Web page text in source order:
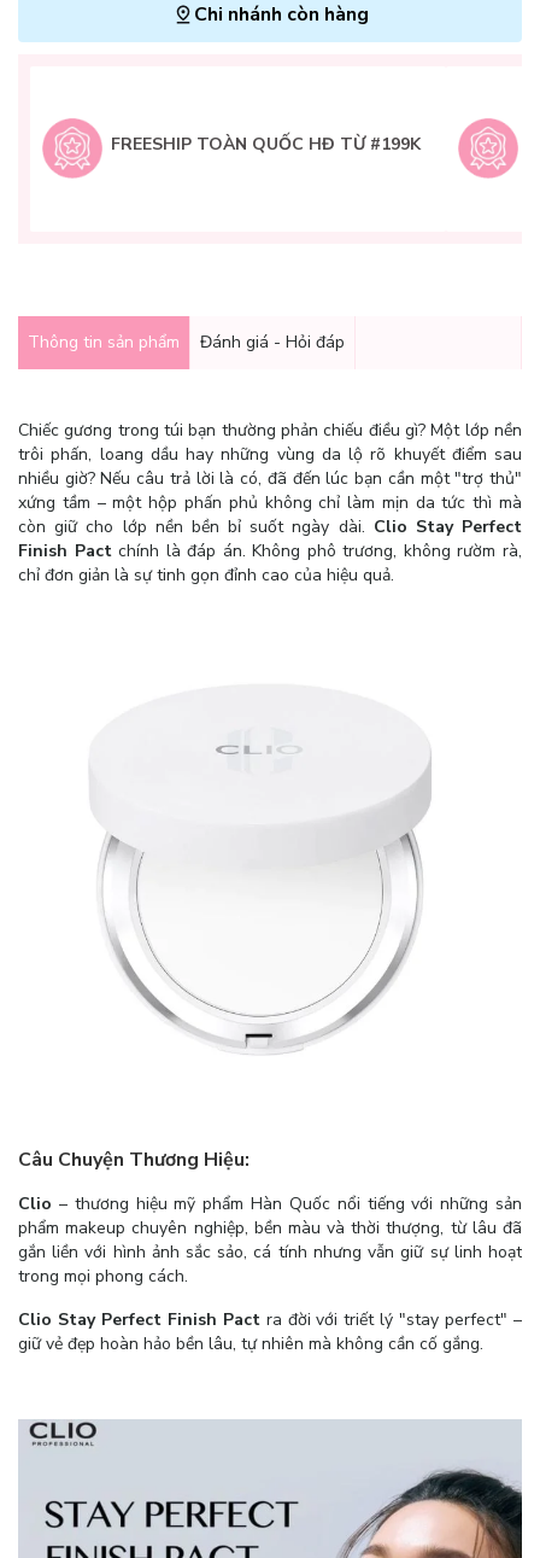
Chi nhánh còn hàng
FREESHIP TOÀN QUỐC HĐ TỪ #199K
Thông tin sản phẩm Đánh giá - Hỏi đáp
Chiếc gương trong túi bạn thường phản chiếu điều gì? Một lớp nền
trôi phấn, loang dầu hay những vùng da lộ rõ khuyết điểm sau
nhiều giờ? Nếu câu trả lời là có, đã đến lúc bạn cần một "trợ thủ"
xứng tầm – một hộp phấn phủ không chỉ làm mịn da tức thì mà
còn giữ cho lớp nền bền bỉ suốt ngày dài. Clio Stay Perfect
Finish Pactchính là đáp án. Không phô trương, không rườm rà,
chỉ đơn giản là sự tinh gọn đỉnh cao của hiệu quả.
Câu Chuyện Thương Hiệu:
Clio – thương hiệu mỹ phẩm Hàn Quốc nổi tiếng với những sản
phẩm makeup chuyên nghiệp, bền màu và thời thượng, từ lâu đã
gắn liền với hình ảnh sắc sảo, cá tính nhưng vẫn giữ sự linh hoạt
trong mọi phong cách.
Clio Stay Perfect Finish Pact ra đời với triết lý "stay perfect" –
giữ vẻ đẹp hoàn hảo bền lâu, tự nhiên mà không cần cố gắng.